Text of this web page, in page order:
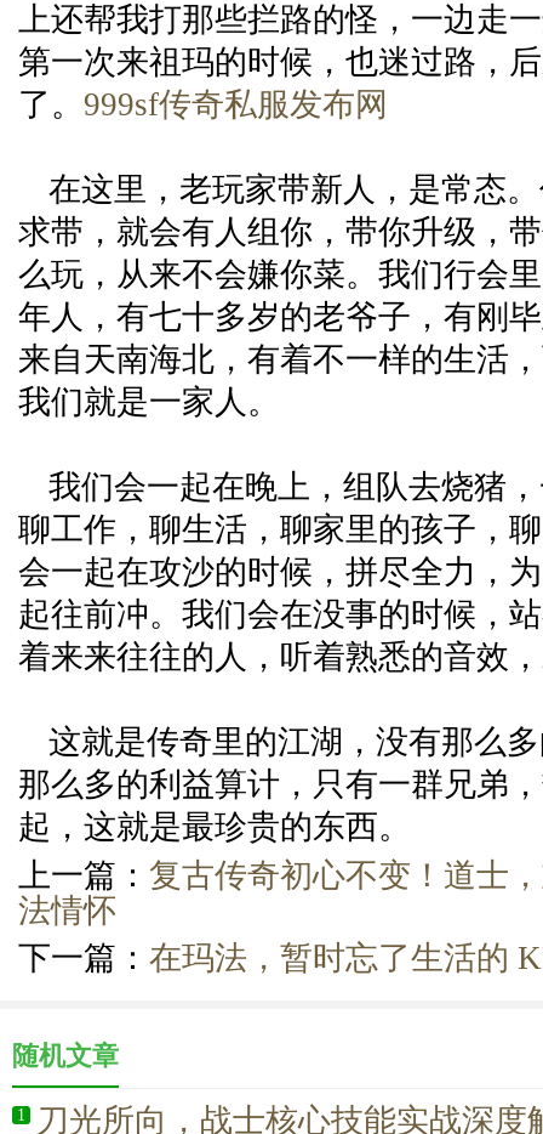
上还帮我打那些拦路的怪，一边走
第一次来祖玛的时候，也迷过路，
了。 999sf传奇私服发布网
在这里，老玩家带新人，是常态
求带，就会有人组你，带你升级，
么玩，从来不会嫌你菜。我们行会
年人，有七十多岁的老爷子，有刚
来自天南海北，有着不一样的生活
我们就是一家人。
我们会一起在晚上，组队去烧猪
聊工作，聊生活，聊家里的孩子，
会一起在攻沙的时候，拼尽全力，
起往前冲。我们会在没事的时候，
着来来往往的人，听着熟悉的音效
这就是传奇里的江湖，没有那么
那么多的利益算计，只有一群兄弟
起，这就是最珍贵的东西。
上一篇： 复古传奇初心不变！道士
法情怀
下一篇： 在玛法，暂时忘了生活的
随机文章
1 刀光所向，战士核心技能实战深度